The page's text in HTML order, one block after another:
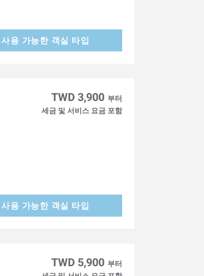
사용 가능한 객실 타입
TWD 3,900 부터
세금 및 서비스 요금 포함
사용 가능한 객실 타입
TWD 5,900 부터